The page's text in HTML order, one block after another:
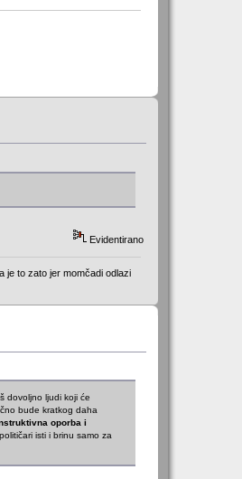
Evidentirano
je to zato jer momčadi odlazi
dovoljno ljudi koji će
bude kratkog daha
oporba i
isti i brinu samo za